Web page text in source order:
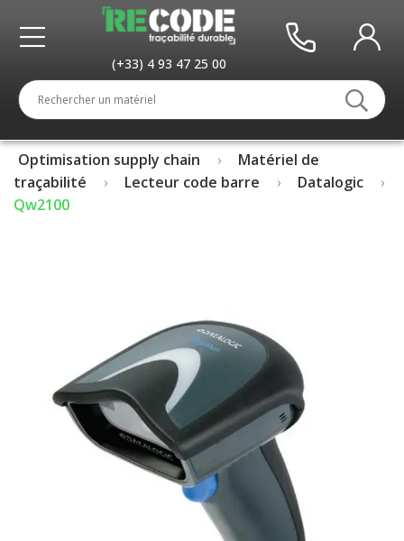
(+33) 4 93 47 25 00
Optimisation supply chain
Matériel de
traçabilité
Lecteur code barre
Datalogic
Qw2100